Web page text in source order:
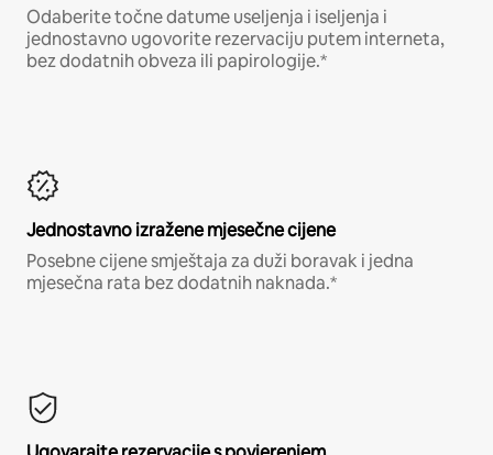
Odaberite točne datume useljenja i iseljenja i
jednostavno ugovorite rezervaciju putem interneta,
bez dodatnih obveza ili papirologije.*
Jednostavno izražene mjesečne cijene
Posebne cijene smještaja za duži boravak i jedna
mjesečna rata bez dodatnih naknada.*